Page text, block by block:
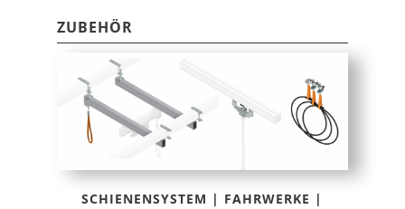
ZUBEHÖR
SCHIENENSYSTEM | FAHRWERKE |